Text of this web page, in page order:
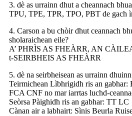
3. dè as urrainn dhut a cheannach
TPU, TPE, TPR, TPO, PBT de gach
4. Carson a bu chòir dhut ceannach
sholaraichean eile?
A’ PHRÌS AS FHEÀRR, AN
t-SEIRBHEIS AS FHEÀRR
5. dè na seirbheisean as urrainn
Teirmichean Lìbhrigidh ris an
FCA CNF no mar iarrtas luchd-
Seòrsa Pàighidh ris an gabhar: TT LC
Cànan air a labhairt: Sìnis Beurla